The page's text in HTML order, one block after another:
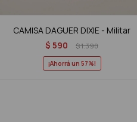
CAMISA DAGUER DIXIE - Militar
$ 590 $1.390
57